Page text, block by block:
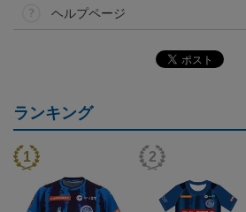
ヘルプページ
ランキング